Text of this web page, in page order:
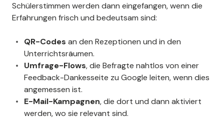
Schülerstimmen werden dann eingefangen, wenn die
Erfahrungen frisch und bedeutsam sind:
QR-Codes an den Rezeptionen und in den
Unterrichtsräumen.
Umfrage-Flows, die Befragte nahtlos von einer
Feedback-Dankesseite zu Google leiten, wenn dies
angemessen ist.
E-Mail-Kampagnen, die dort und dann aktiviert
werden, wo sie relevant sind.